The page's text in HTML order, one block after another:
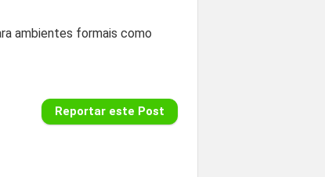
ambientes formais como
Reportar este Post